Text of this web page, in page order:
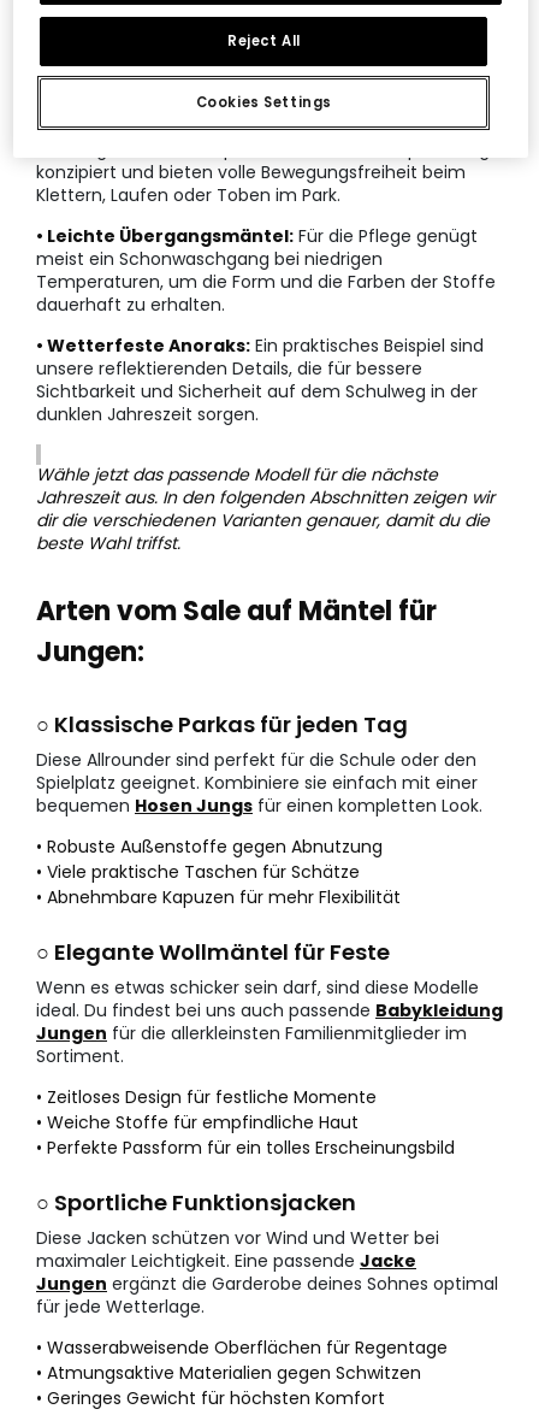
• Wollmäntel im Angebot:Ein klassischer Schnitt
kombiniert mit modernen Textilien sorgt für eine
elegante Optik bei besonderen Familienfeiern oder
festlichen Anlässen.
• Funktionsmäntel für draußen:Diese
konzipiert und bieten volle Bewegungsfreiheit beim
Klettern, Laufen oder Toben im Park.
• Leichte Übergangsmäntel: Für die Pflege genügt
meist ein Schonwaschgang bei niedrigen
Temperaturen, um die Form und die Farben der Stoffe
dauerhaft zu erhalten.
• Wetterfeste Anoraks: Ein praktisches Beispiel sind
unsere reflektierenden Details, die für bessere
Sichtbarkeit und Sicherheit auf dem Schulweg in der
dunklen Jahreszeit sorgen.
Wähle jetzt das passende Modell für die nächste
Jahreszeit aus. In den folgenden Abschnitten zeigen wir
dir die verschiedenen Varianten genauer, damit du die
beste Wahl triffst.
Arten vom Sale auf Mäntel für
Jungen:
○ Klassische Parkas für jeden Tag
Diese Allrounder sind perfekt für die Schule oder den
Spielplatz geeignet. Kombiniere sie einfach mit einer
bequemen Hosen Jungs für einen kompletten Look.
• Robuste Außenstoffe gegen Abnutzung
• Viele praktische Taschen für Schätze
• Abnehmbare Kapuzen für mehr Flexibilität
○ Elegante Wollmäntel für Feste
Wenn es etwas schicker sein darf, sind diese Modelle
ideal. Du findest bei uns auch passende Babykleidung
Jungen für die allerkleinsten Familienmitglieder im
Sortiment.
• Zeitloses Design für festliche Momente
• Weiche Stoffe für empfindliche Haut
• Perfekte Passform für ein tolles Erscheinungsbild
○ Sportliche Funktionsjacken
Diese Jacken schützen vor Wind und Wetter bei
maximaler Leichtigkeit. Eine passende Jacke
Jungen ergänzt die Garderobe deines Sohnes optimal
für jede Wetterlage.
• Wasserabweisende Oberflächen für Regentage
• Atmungsaktive Materialien gegen Schwitzen
• Geringes Gewicht für höchsten Komfort
Cookies Settings
Reject All